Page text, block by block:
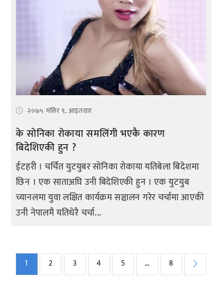
२०७५ मंसिर ९, आइतवार
के सोनिका रोकाया समलिंगी भएकै कारण
बिदेशिएकी हुन ?
ईटहरी । चर्चित युटयुबर सोनिका रोकाया यतिबेला बिदेशमा
छिन । एक साताअघि उनी बिदेशिएकी हुन । एक युटयुब
च्यानलमा युवा लक्षित कार्यक्रम सञ्चालन गरेर चर्चामा आएकी
उनी नेपालमै यतिधेरै चर्चा...
Posts
1 2 3 4 5 … 8